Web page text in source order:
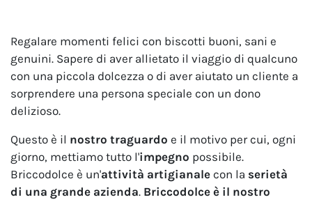
Regalare momenti felici con biscotti buoni, sani e
genuini. Sapere di aver allietato il viaggio di qualcuno
con una piccola dolcezza o di aver aiutato un cliente a
sorprendere una persona speciale con un dono
delizioso.
Questo è il nostro traguardo e il motivo per cui, ogni
giorno, mettiamo tutto l'impegno possibile.
Briccodolce è un'attività artigianale con la serietà
di una grande azienda. Briccodolce è il nostro